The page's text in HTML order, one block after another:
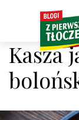
Kasza